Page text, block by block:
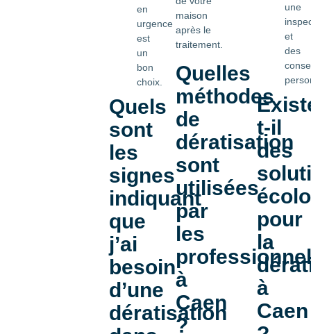
en
urgence
est
un
bon
choix.
Quels
sont
les
signes
indiquant
que
j’ai
besoin
d’une
dératisation
maison
après le
traitement.
Quelles
méthodes
de
dératisation
sont
utilisées
par
les
à
Caen
?
une
et
des
t-il
des
pour
la
à
Caen